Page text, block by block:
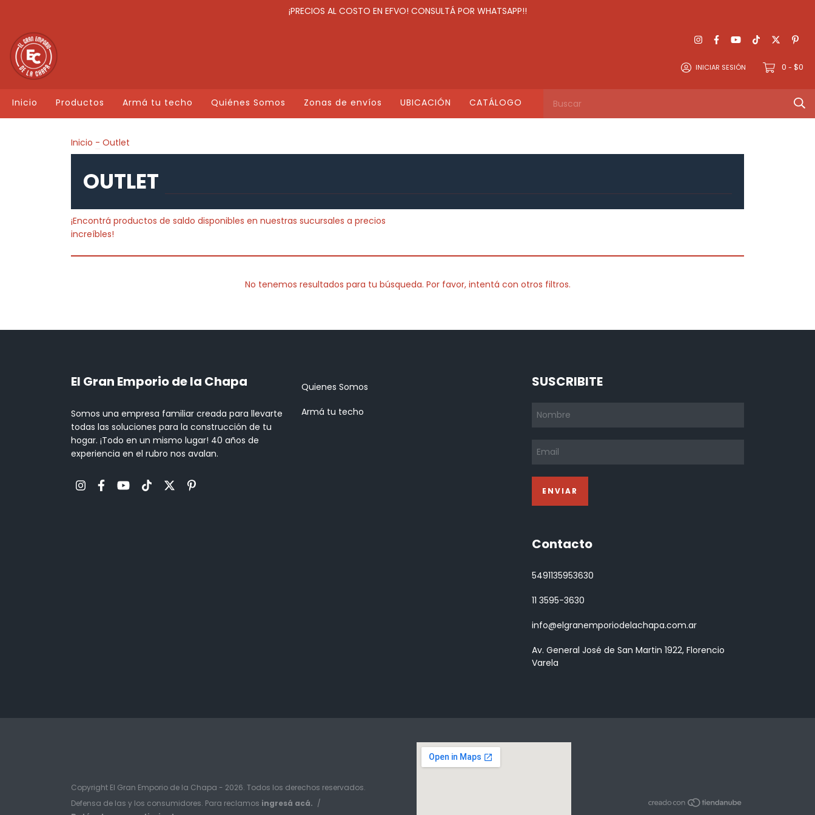
¡PRECIOS AL COSTO EN EFVO! CONSULTÁ POR WHATSAPP!!
INICIAR SESIÓN 0 - $0
Inicio Productos Armá tu techo Quiénes Somos Zonas de envíos UBICACIÓN CATÁLOGO
Inicio - Outlet
OUTLET
¡Encontrá productos de saldo disponibles en nuestras sucursales a precios
increíbles!
No tenemos resultados para tu búsqueda. Por favor, intentá con otros filtros.
El Gran Emporio de la Chapa
Somos una empresa familiar creada para llevarte
todas las soluciones para la construcción de tu
hogar. ¡Todo en un mismo lugar! 40 años de
experiencia en el rubro nos avalan.
Quienes Somos
Armá tu techo
SUSCRIBITE
Contacto
5491135953630
11 3595-3630
info@elgranemporiodelachapa.com.ar
Av. General José de San Martin 1922, Florencio
Varela
Copyright El Gran Emporio de la Chapa - 2026. Todos los derechos reservados.
Defensa de las y los consumidores. Para reclamos ingresá acá. /